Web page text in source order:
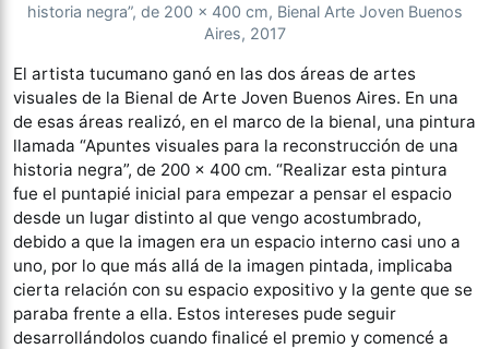
historia negra”, de 200 x 400 cm, Bienal Arte Joven Buenos
Aires, 2017
El artista tucumano ganó en las dos áreas de artes
visuales de la Bienal de Arte Joven Buenos Aires. En una
de esas áreas realizó, en el marco de la bienal, una pintura
llamada “Apuntes visuales para la reconstrucción de una
historia negra”, de 200 x 400 cm. “Realizar esta pintura
fue el puntapié inicial para empezar a pensar el espacio
desde un lugar distinto al que vengo acostumbrado,
debido a que la imagen era un espacio interno casi uno a
uno, por lo que más allá de la imagen pintada, implicaba
cierta relación con su espacio expositivo y la gente que se
paraba frente a ella. Estos intereses pude seguir
desarrollándolos cuando finalicé el premio y comencé a